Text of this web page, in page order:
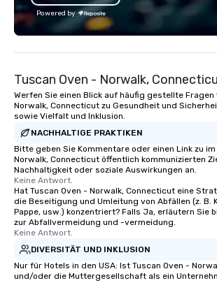
Base Coach, and subsequently
launched my very own theater tour -
"The Game Changing Magic Tour: The
experiential style of magic allowed me
to help companies listed on the
fortune-500, mom-and-pop
League sports teams, World-Series
Champions, A-List celebrities, and
private groups across the country
break down walls, get to know each
other, and create LASTING memories
through magic. | If you're looking for a
personable, engaging, and mind
send me/my team a message!
Powered by
Tuscan Oven - Norwalk,
Werfen Sie einen Blick auf häufig gestellte Fragen
Norwalk, Connecticut zu Gesundheit und
sowie Vielfalt und Inklusion.
NACHHALTIGE PRAKTIKEN
Bitte geben Sie Kommentare oder einen Link zu im
Norwalk, Connecticut öffentlich kommunizierten
Nachhaltigkeit oder soziale Auswirkungen an.
Keine Antwort.
Hat Tuscan Oven - Norwalk, Connecticut eine
die Beseitigung und Umleitung von Abfällen (z. B.
Pappe, usw.) konzentriert? Falls Ja, erläutern Sie
zur Abfallvermeidung und -vermeidung.
Keine Antwort.
DIVERSITÄT UND INKLUSION
Nur für Hotels in den USA: Ist Tuscan Oven -
und/oder die Muttergesellschaft als ein